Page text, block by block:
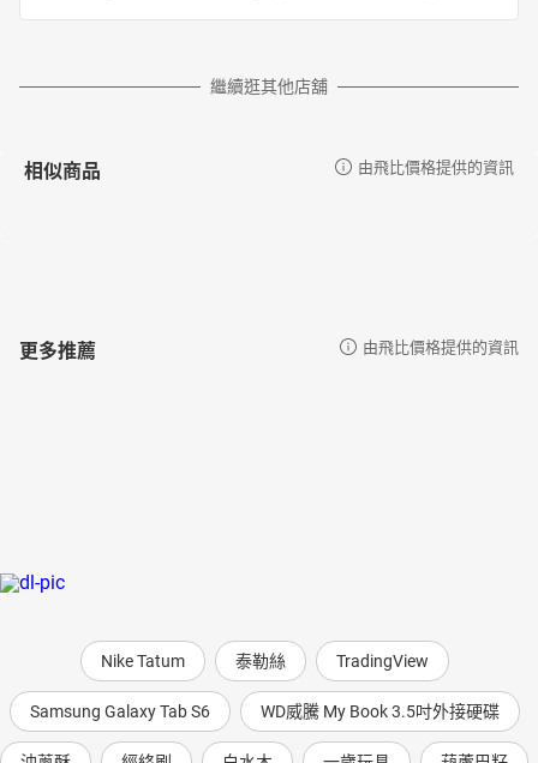
繼續逛其他店舖
相似商品 由飛比價格提供的資訊
更多推薦 由飛比價格提供的資訊
Nike Tatum 泰勒絲 TradingView
Samsung Galaxy Tab S6 WD威騰 My Book 3.5吋外接硬碟